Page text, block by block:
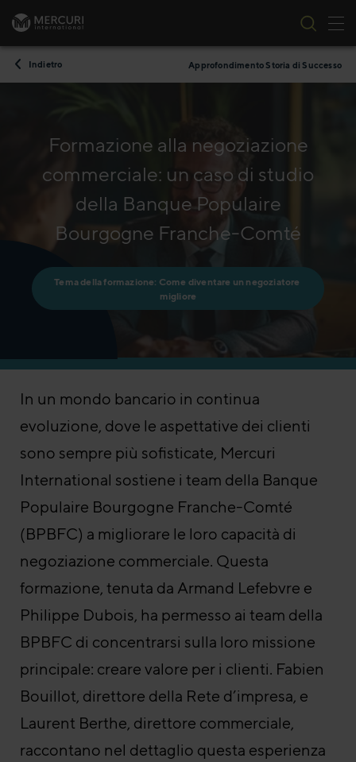
Vai al contenuto
Indietro Approfondimento Storia di Successo
Formazione alla negoziazione
commerciale: un caso di studio
della Banque Populaire
Bourgogne Franche-Comté
Tema della formazione: Come diventare un negoziatore
migliore
In un mondo bancario in continua
evoluzione, dove le aspettative dei clienti
sono sempre più sofisticate, Mercuri
International sostiene i team della Banque
Populaire Bourgogne Franche-Comté
(BPBFC) a migliorare le loro capacità di
negoziazione commerciale. Questa
formazione, tenuta da Armand Lefebvre e
Philippe Dubois, ha permesso ai team della
BPBFC di concentrarsi sulla loro missione
principale: creare valore per i clienti. Fabien
Bouillot, direttore della Rete d’impresa, e
Laurent Berthe, direttore commerciale,
raccontano nel dettaglio questa esperienza